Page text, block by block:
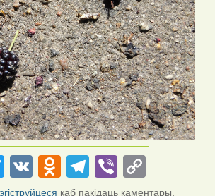
Twitter
VKOdnoklassniki
Telegram
Viber
Link
каб пакідаць каментары.